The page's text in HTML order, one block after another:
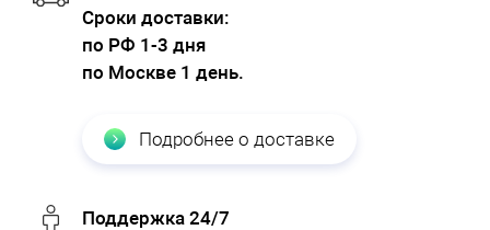
Cроки доставки:
по РФ 1-3 дня
по Москве 1 день.
Подробнее о доставке
Поддержка 24/7